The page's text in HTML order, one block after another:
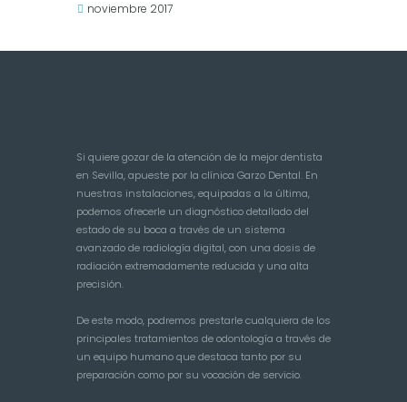
noviembre 2017
Si quiere gozar de la atención de la mejor dentista
en Sevilla, apueste por la clínica Garzo Dental. En
nuestras instalaciones, equipadas a la última,
podemos ofrecerle un diagnóstico detallado del
estado de su boca a través de un sistema
avanzado de radiología digital, con una dosis de
radiación extremadamente reducida y una alta
precisión.
De este modo, podremos prestarle cualquiera de los
principales tratamientos de odontología a través de
un equipo humano que destaca tanto por su
preparación como por su vocación de servicio.